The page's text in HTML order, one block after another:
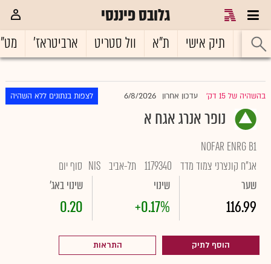
גלובס פיננסי
ראשי תיק אישי ת"א וול סטריט ארביטראז'
בהשהיה של 15 דק' עדכון אחרון 6/8/2026 לצפות בנתונים ללא השהיה
נופר אנרג אגח א
NOFAR ENRG B1
אג"ח קונצרני צמוד מדד 1179340 תל-אביב NIS סוף יום
שער
116.99
שינוי
+0.17%
שינוי באג'
0.20
הוסף לתיק התראות